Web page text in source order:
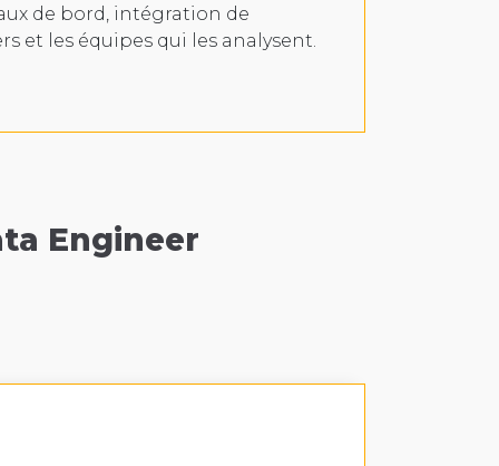
de bord, intégration de
et les équipes qui les analysent.
Engineer